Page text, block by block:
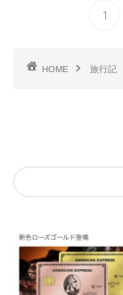
1
HOME 旅行記